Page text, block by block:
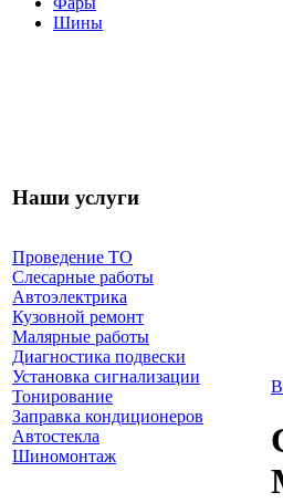
Шины
Наши услуги
Проведение ТО
Слесарные работы
Автоэлектрика
Кузовной ремонт
Малярные работы
Диагностика подвески
Установка сигнализации
Тонирование
Заправка кондиционеров
Автостекла
Шиномонтаж